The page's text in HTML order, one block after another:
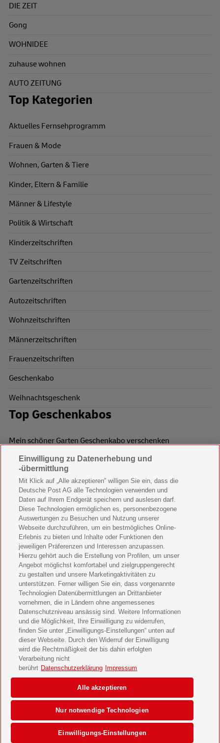
DIE ZEIT
Gong
WOHNIDEE
zuhause wohnen
AUTO ZEITUNG
Top Kategorien
Aktuelles Fernsehprogramm
Frauen & Mode
Wohnen, Garten & Tiere
Kinder, Eltern & Familie
Männer & Lifestyle
Politik & Wirtschaft
Kinderzeitschriften
TV Zeitschriften
Gartenzeitschriften
Autozeitschriften
Wohnzeitschriften
Männerzeitschriften
Frauenzeitschriften
Geschenkabo
Weihnachtsgeschenk
Top Geschenkabos
Mein schöner Garten Geschenkabo verschenken
Wohnen & Garten Geschenkabo verschenken
Mein schönes Land Geschenkabo verschenken
Bild der Frau Geschenkabo verschenken
11 Freunde Geschenkabo verschenken
LEGO Ninjago Magazin Geschenkabo verschenken
Brigitte Geschenkabo verschenken
GEOlino Geschenkabo verschenken
Stern Crime Geschenkabo verschenken
Welt der Wunder Geschenkabo verschenken
GEO Geschenkabo verschenken
Datenschutz & Cookies
Einwilligungs-Einstellungen
Barrierefreiheit
© 2026 Deutsche Post AG
Einwilligung zu Datenerhebung und
-übermittlung
Mit Klick auf „Alle akzeptieren” willigen Sie ein, dass die
Deutsche Post AG alle Technologien verwenden und
Daten auf Ihrem Endgerät speichern und auslesen darf.
Diese Technologien ermöglichen es, personenbezogene
Auswertungen zu Besuchen und Nutzung unserer
Webseite durchzuführen, um ein bestmögliches Online-
Erlebnis zu bieten und Inhalte oder Funktionen den
jeweiligen Präferenzen und Interessen anzupassen.
Hierzu gehört auch die Erstellung von Profilen, um unser
Angebot möglichst komfortabel und zielgruppengerecht
zu gestalten und unsere Marketingaktivitäten zu
unterstützen. Ferner willigen Sie ein, dass vorgenannte
Technologien Datenübermittlungen an Drittanbieter
vornehmen, die in Ländern ohne angemessenes
Datenschutzniveau ansässig sind. Weitere Informationen
und die Möglichkeit, Ihre Einwilligung zu widerrufen,
finden Sie unter „Einwilligungs-Einstellungen“ unten auf
dieser Webseite. Durch den Widerruf der Einwilligung
wird die Rechtmäßigkeit der bis dahin erfolgten
Verarbeitung nicht
berührt Datenschutzerklärung Impressum
Einwilligungs-Einstellungen
Nur notwendige Technologien
Alle akzeptieren